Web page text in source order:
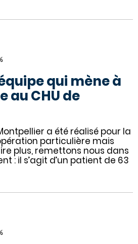
qui mène à
au CHU de
a été réalisé pour la
particulière mais
plus, remettons nous dans
: il s’agit d’un patient de 63